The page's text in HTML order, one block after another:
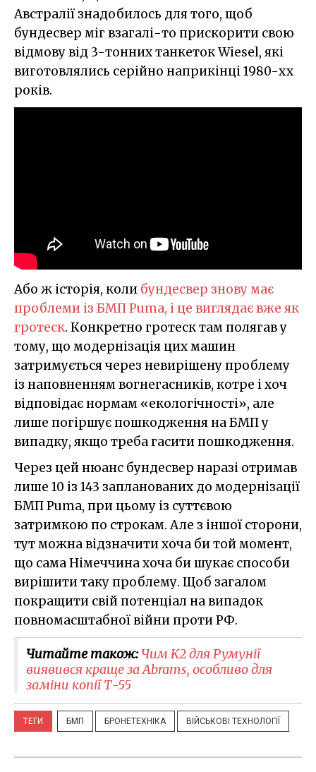
Австралії знадобилось для того, щоб
бундесвер міг взагалі-то прискорити свою
відмову від 3-тонних танкеток Wiesel, які
виготовлялись серійно наприкінці 1980-хх
років.
Або ж історія, коли бундесвер знову має
проблеми із БМП Puma, і це виглядає вже як
гротеск. Конкретно гротеск там полягав у
тому, що модернізація цих машин
затримується через невирішену проблему
із наповненням вогнегасників, котре і хоч
відповідає нормам «екологічності», але
лише погіршує пошкодження на БМП у
випадку, якщо треба гасити пошкодження.
Через цей нюанс бундесвер наразі отримав
лише 10 із 143 запланованих до модернізації
БМП Puma, при цьому із суттєвою
затримкою по строкам. Але з іншої сторони,
тут можна відзначити хоча би той момент,
що сама Німеччина хоча би шукає способи
вирішити таку проблему. Щоб загалом
покращити свій потенціал на випадок
повномасштабної війни проти РФ.
Читайте також:Чим K2 для Румунії
виявився краще за Abrams, особливо для
заміни копії Т-55
ТЕГИ БМП БРОНЕТЕХНІКА ВІЙСЬКОВІ ТЕХНОЛОГІЇ